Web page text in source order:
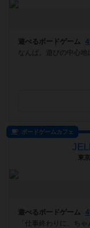
遊べるボードゲーム
なんば。遊びの中心地
ボードゲームカフェ
東
遊べるボードゲーム
「仕事終わりに、ち